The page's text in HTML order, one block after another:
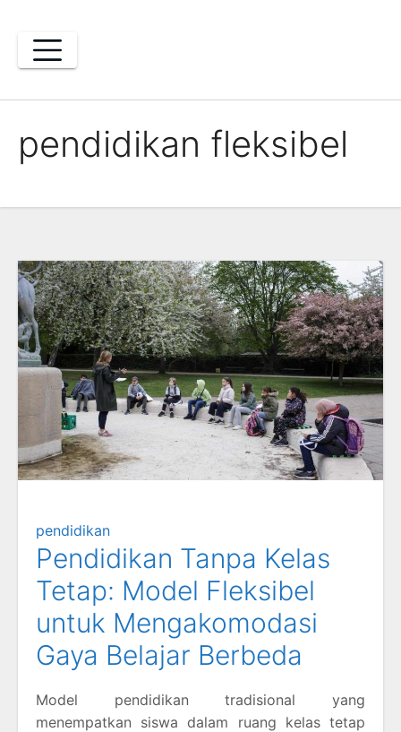
content
pendidikan fleksibel
pendidikan
Pendidikan Tanpa Kelas
Tetap: Model Fleksibel
untuk Mengakomodasi
Gaya Belajar Berbeda
Model pendidikan tradisional yang
menempatkan siswa dalam ruang kelas tetap